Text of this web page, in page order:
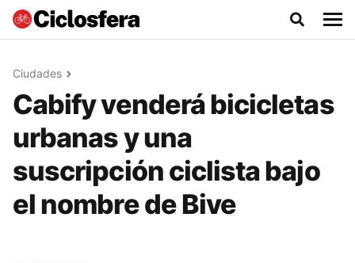
Ciudades
Cabify venderá bicicletas
urbanas y una
suscripción ciclista bajo
el nombre de Bive